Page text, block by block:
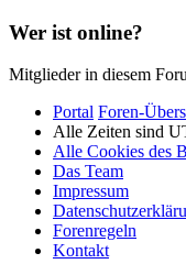
Wer ist online?
Mitglieder in diesem
Portal Foren-
Alle Zeiten sind
Alle Cookies des
Das Team
Impressum
Forenregeln
Kontakt